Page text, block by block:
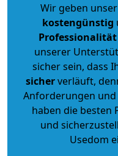
Wir geben
kostengünstig
Professionalität
unserer
sicher sein, dass
sicherverläuft,
Anforderungen
haben die besten
und
Usedom